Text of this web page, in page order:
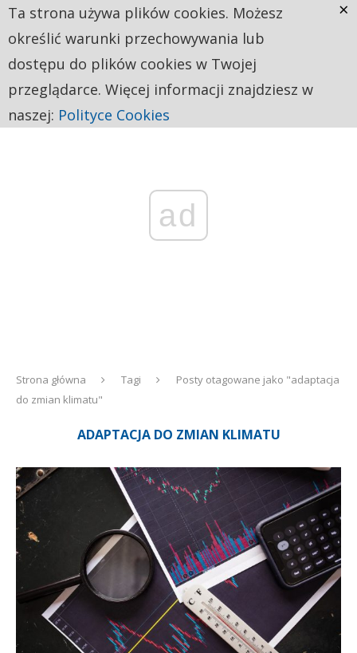
ad
Strona główna Tagi
Posty otagowane jako "adaptacja
do zmian klimatu"
ADAPTACJA DO ZMIAN KLIMATU
Ta strona używa plików cookies. Możesz
określić warunki przechowywania lub
dostępu do plików cookies w Twojej
przeglądarce. Więcej informacji znajdziesz w
naszej: Polityce Cookies
×